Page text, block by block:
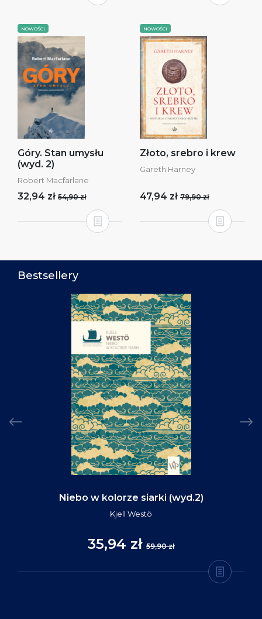
NOWOŚCI
Góry. Stan umysłu
(wyd. 2)
Robert Macfarlane
32,94 zł 54,90 zł
NOWOŚCI
Złoto, srebro i krew
Gareth Harney
47,94 zł 79,90 zł
Bestsellery
Niebo w kolorze siarki (wyd.2)
Kjell Westö
35,94 zł 59,90 zł